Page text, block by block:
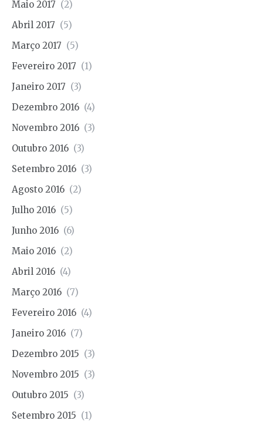
Maio 2017 (2)
Abril 2017 (5)
Março 2017 (5)
Fevereiro 2017 (1)
Janeiro 2017 (3)
Dezembro 2016 (4)
Novembro 2016 (3)
Outubro 2016 (3)
Setembro 2016 (3)
Agosto 2016 (2)
Julho 2016 (5)
Junho 2016 (6)
Maio 2016 (2)
Abril 2016 (4)
Março 2016 (7)
Fevereiro 2016 (4)
Janeiro 2016 (7)
Dezembro 2015 (3)
Novembro 2015 (3)
Outubro 2015 (3)
Setembro 2015 (1)